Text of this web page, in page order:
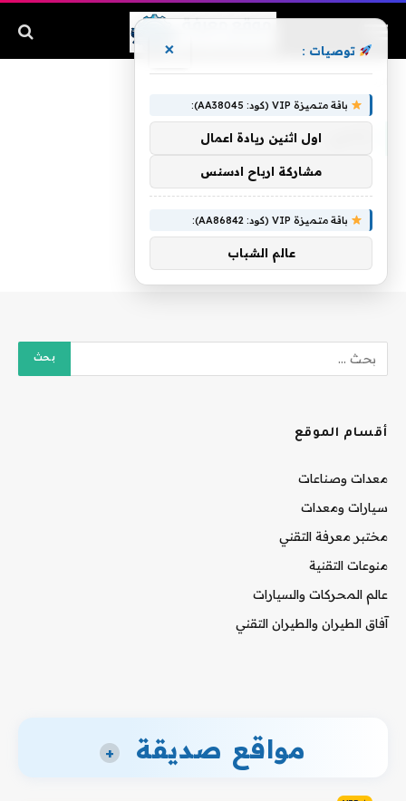
أقسام الموقع
معدات وصناعات
سيارات ومعدات
مختبر معرفة التقني
منوعات التقنية
عالم المحركات والسيارات
آفاق الطيران والطيران التقني
مواقع صديقة +
توصيات : ×
باقة متميزة VIP (كود: AA38045):
اول اثنين ريادة اعمال
مشاركة ارباح ادسنس
باقة متميزة VIP (كود: AA86842):
عالم الشباب